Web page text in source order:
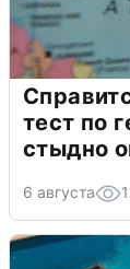
тест по
стыдно
6 августа